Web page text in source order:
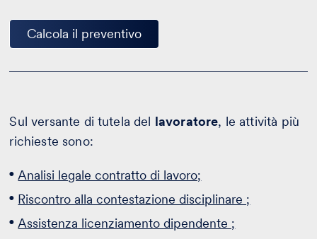
Calcola il preventivo
Sul versante di tutela del lavoratore, le attività più
richieste sono:
Analisi legale contratto di lavoro;
Riscontro alla contestazione disciplinare ;
Assistenza licenziamento dipendente ;